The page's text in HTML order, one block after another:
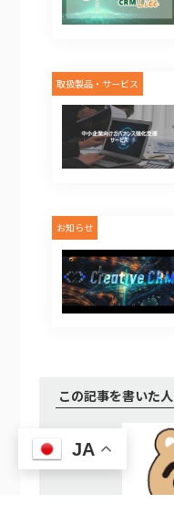
取扱製品・サービス
お知らせ
この記事を書いた人
JA